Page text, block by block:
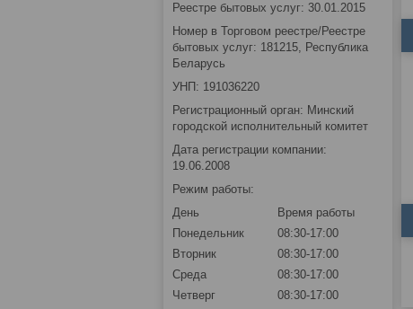
Реестре бытовых услуг: 30.01.2015
Номер в Торговом реестре/Реестре
бытовых услуг: 181215, Республика
Беларусь
УНП: 191036220
Регистрационный орган: Минский
городской исполнительный комитет
Дата регистрации компании:
19.06.2008
Режим работы:
День
Время работы
Понедельник
08:30-17:00
Вторник
08:30-17:00
Среда
08:30-17:00
Четверг
08:30-17:00